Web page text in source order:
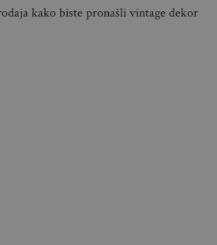
kako biste pronašli vintage dekor